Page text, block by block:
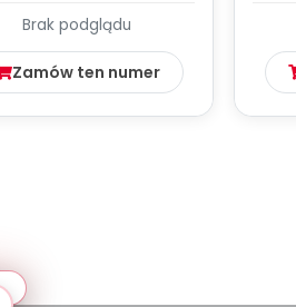
Brak podglądu
Zamów ten numer